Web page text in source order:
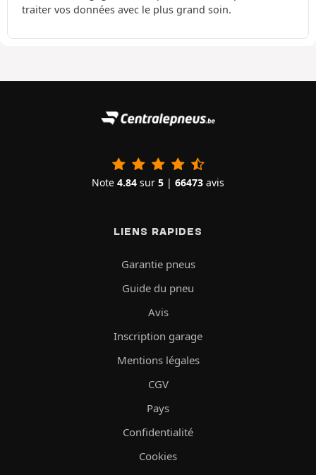
traiter vos données avec le plus grand soin.
Note 4.84 sur 5 | 66473 avis
LIENS RAPIDES
Garantie pneus
Guide du pneu
Avis
Inscription garage
Mentions légales
CGV
Pays
Confidentialité
Cookies